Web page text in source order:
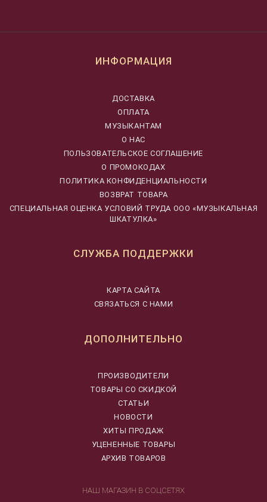
ИНФОРМАЦИЯ
ДОСТАВКА
ОПЛАТА
МУЗЫКАНТАМ
О НАС
ПОЛЬЗОВАТЕЛЬСКОЕ СОГЛАШЕНИЕ
О ПРОМОКОДАХ
ПОЛИТИКА КОНФИДЕНЦИАЛЬНОСТИ
ВОЗВРАТ ТОВАРА
CПЕЦИАЛЬНАЯ ОЦЕНКА УСЛОВИЙ ТРУДА ООО «МУЗЫКАЛЬНАЯ
ШКАТУЛКА»
СЛУЖБА ПОДДЕРЖКИ
КАРТА САЙТА
СВЯЗАТЬСЯ С НАМИ
ДОПОЛНИТЕЛЬНО
ПРОИЗВОДИТЕЛИ
ТОВАРЫ СО СКИДКОЙ
СТАТЬИ
НОВОСТИ
ХИТЫ ПРОДАЖ
УЦЕНЕННЫЕ ТОВАРЫ
АРХИВ ТОВАРОВ
НАШ МАГАЗИН В СОЦСЕТЯХ